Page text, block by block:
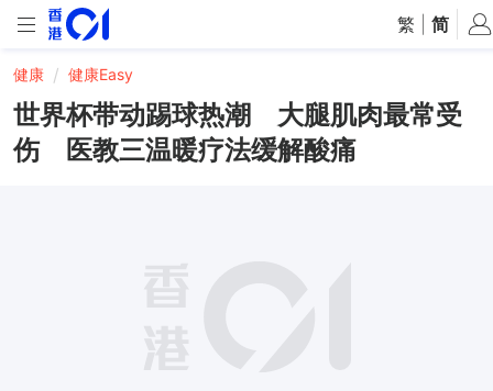
繁 简
健康 健康Easy
世界杯带动踢球热潮 大腿肌肉最常受
伤 医教三温暖疗法缓解酸痛